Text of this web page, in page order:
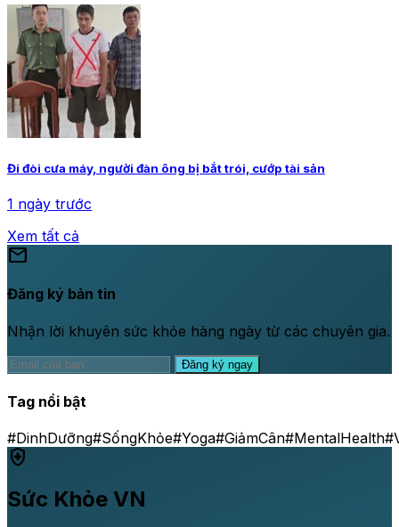
Đi đòi cưa máy, người đàn ông bị bắt trói, cướp tài sản
1 ngày trước
Xem tất cả
mail
Đăng ký bản tin
Nhận lời khuyên sức khỏe hàng ngày từ các chuyên gia.
Đăng ký ngay
Tag nổi bật
#DinhDưỡng#SốngKhỏe#Yoga#GiảmCân#MentalHealth
health_and_safety
Sức Khỏe VN